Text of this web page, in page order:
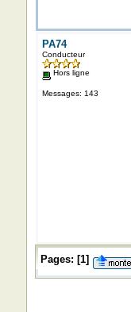
PA74
Conducteur
Hors ligne
Messages: 143
Pages: [1]